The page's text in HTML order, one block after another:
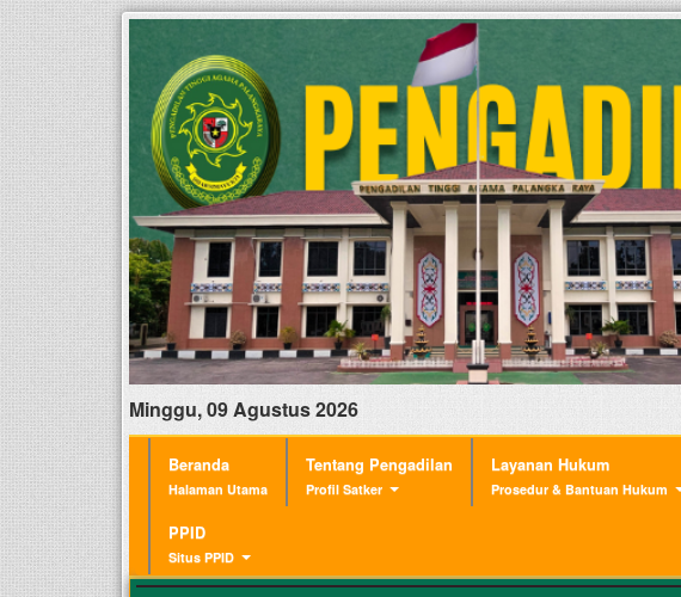
Minggu, 09 Agustus 2026
Beranda
Halaman Utama
Tentang Pengadilan
Profil Satker
Layanan Hukum
Prosedur & Bantuan Hukum
PPID
Situs PPID